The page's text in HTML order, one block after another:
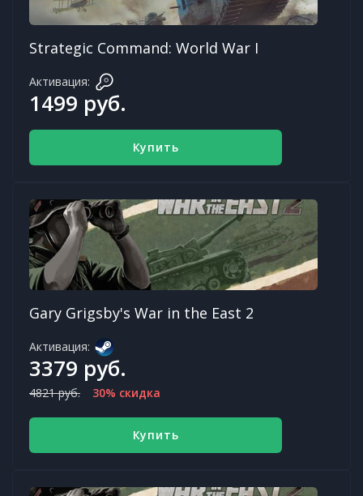
Strategic Command: World War I
Активация:
1499 руб.
Купить
Gary Grigsby's War in the East 2
Активация:
3379 руб.
4821 руб. 30% скидка
Купить